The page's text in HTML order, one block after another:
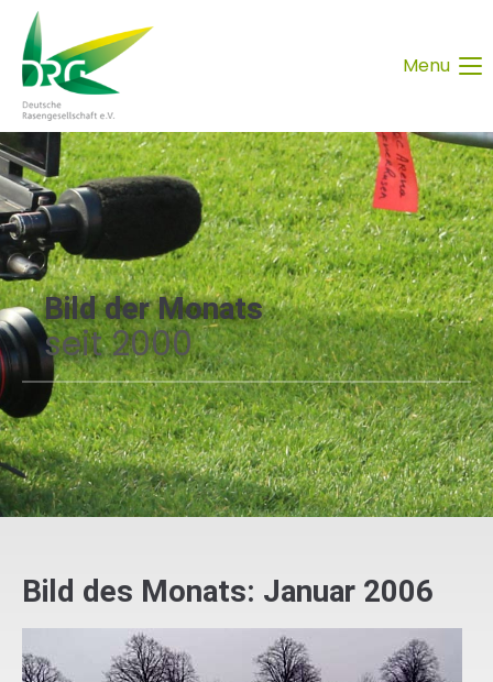
Menu
Bild der Monats
seit 2000
Bild des Monats: Januar 2006